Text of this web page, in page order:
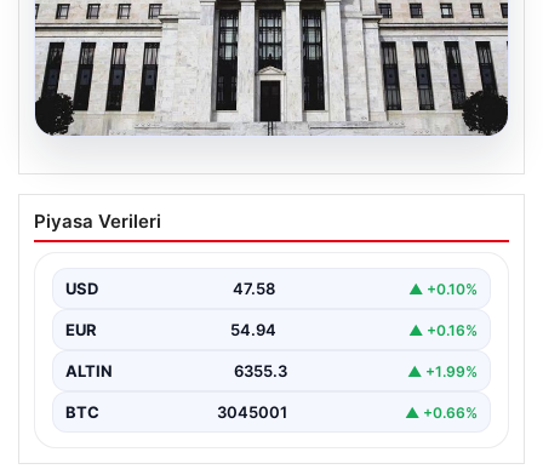
04.08.2026
Fed faizi sabit tuttu
Piyasa Verileri
USD 47.58 ▲ +0.10%
EUR 54.94 ▲ +0.16%
ALTIN 6355.3 ▲ +1.99%
BTC 3045001 ▲ +0.66%